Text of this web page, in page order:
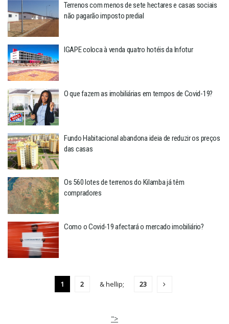
Terrenos com menos de sete hectares e casas sociais
não pagarão imposto predial
IGAPE coloca à venda quatro hotéis da Infotur
O que fazem as imobiliárias em tempos de Covid-19?
Fundo Habitacional abandona ideia de reduzir os preços
das casas
Os 560 lotes de terrenos do Kilamba já têm
compradores
Como o Covid-19 afectará o mercado imobiliário?
1 2 & hellip; 23
">